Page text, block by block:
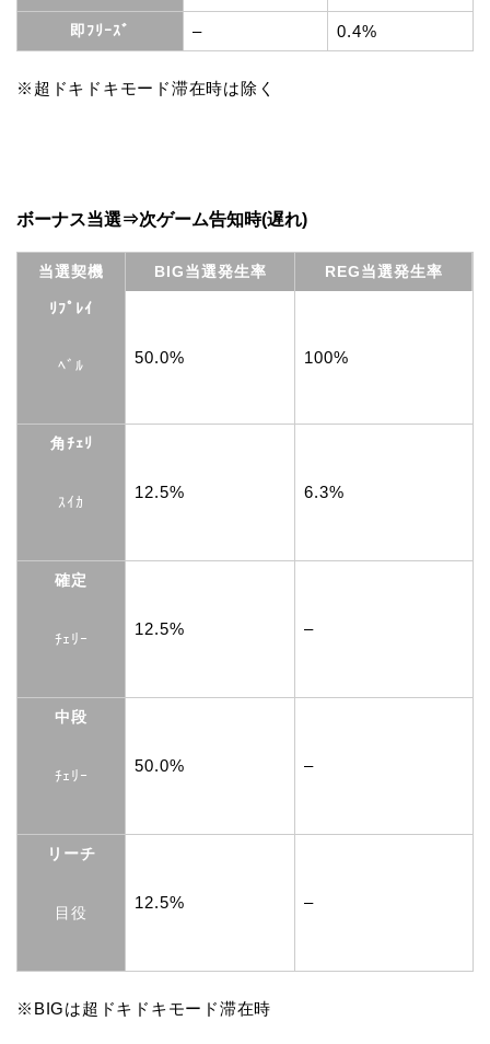
即ﾌﾘｰｽﾞ – 0.4%
※超ドキドキモード滞在時は除く
ボーナス当選⇒次ゲーム告知時(遅れ)
当選契機 BIG当選発生率 REG当選発生率
ﾘﾌﾟﾚｲ
ﾍﾞﾙ 50.0% 100%
角ﾁｪﾘ
ｽｲｶ
12.5% 6.3%
確定
ﾁｪﾘｰ
12.5% –
中段
ﾁｪﾘｰ
50.0% –
リーチ
目役
12.5% –
※BIGは超ドキドキモード滞在時